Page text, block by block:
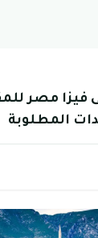
فيزا مصر
المطلوبة